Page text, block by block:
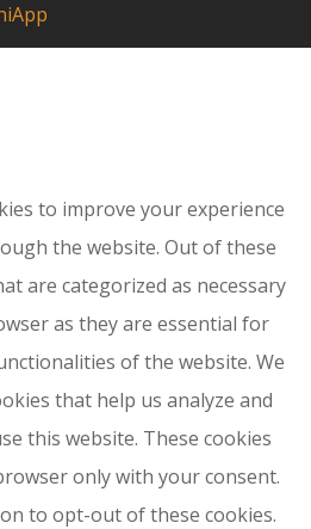
to improve your experience
the website. Out of these
are categorized as necessary
as they are essential for
of the website. We
that help us analyze and
this website. These cookies
only with your consent.
to opt-out of these cookies.